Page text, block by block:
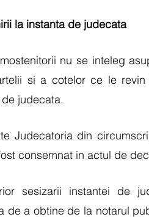
la instanta de judecata
nu se inteleg
si a cotelor ce le
judecata.
Judecatoria din
consemnat in actul de
sesizarii instantei de
de a obtine de la notarul